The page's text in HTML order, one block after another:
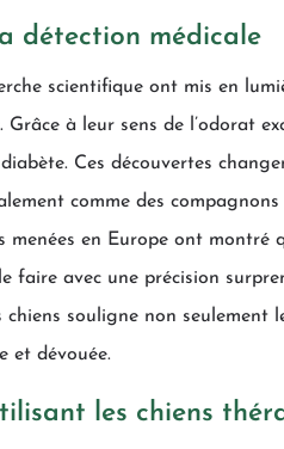
détection médicale
scientifique ont mis en
Grâce à leur sens de l’odorat
Ces découvertes
comme des
menées en Europe ont montré
faire avec une précision
souligne non
et dévouée.
les chiens